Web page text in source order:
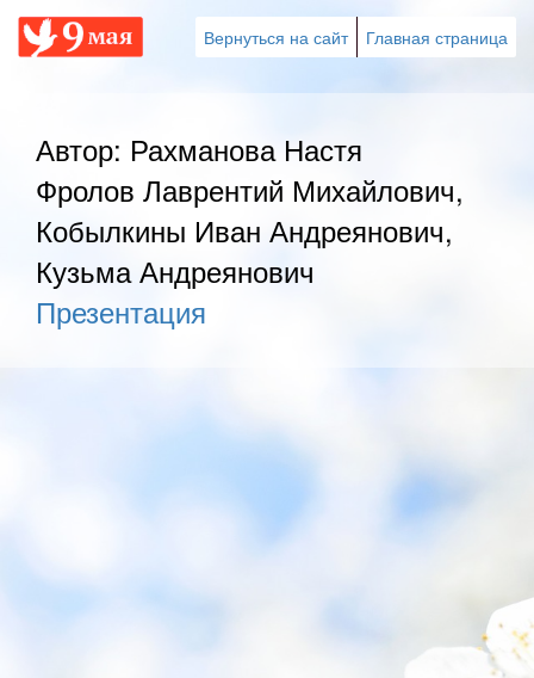
Вернуться на сайт Главная страница
Автор: Рахманова Настя
Фролов Лаврентий Михайлович,
Кобылкины Иван Андреянович,
Кузьма Андреянович
Презентация